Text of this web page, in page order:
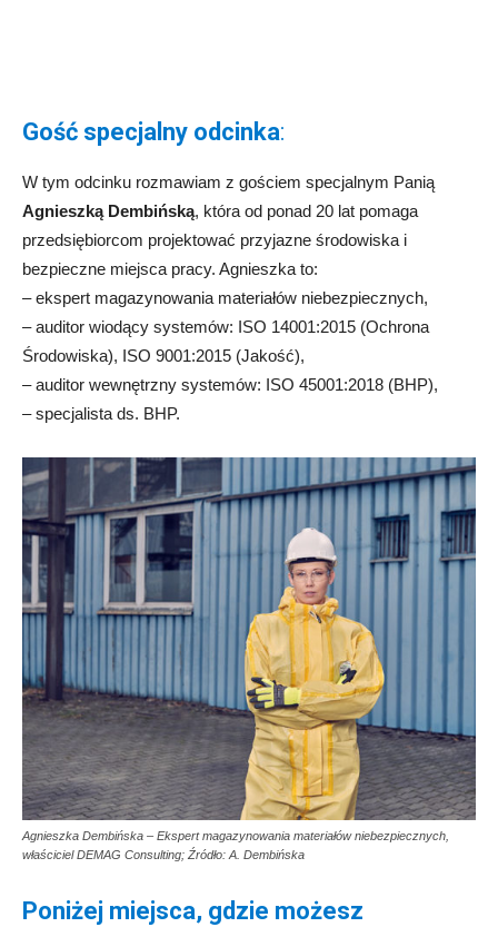
Gość specjalny odcinka:
W tym odcinku rozmawiam z gościem specjalnym Panią
Agnieszką Dembińską, która od ponad 20 lat pomaga
przedsiębiorcom projektować przyjazne środowiska i
bezpieczne miejsca pracy. Agnieszka to:
– ekspert magazynowania materiałów niebezpiecznych,
– auditor wiodący systemów: ISO 14001:2015 (Ochrona
Środowiska), ISO 9001:2015 (Jakość),
– auditor wewnętrzny systemów: ISO 45001:2018 (BHP),
– specjalista ds. BHP.
Agnieszka Dembińska – Ekspert magazynowania materiałów niebezpiecznych,
właściciel DEMAG Consulting; Źródło: A. Dembińska
Poniżej miejsca, gdzie możesz